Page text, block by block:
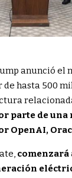
anunció el
hasta 500
parte de una
OpenAI,